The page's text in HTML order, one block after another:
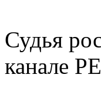
Судья
канале